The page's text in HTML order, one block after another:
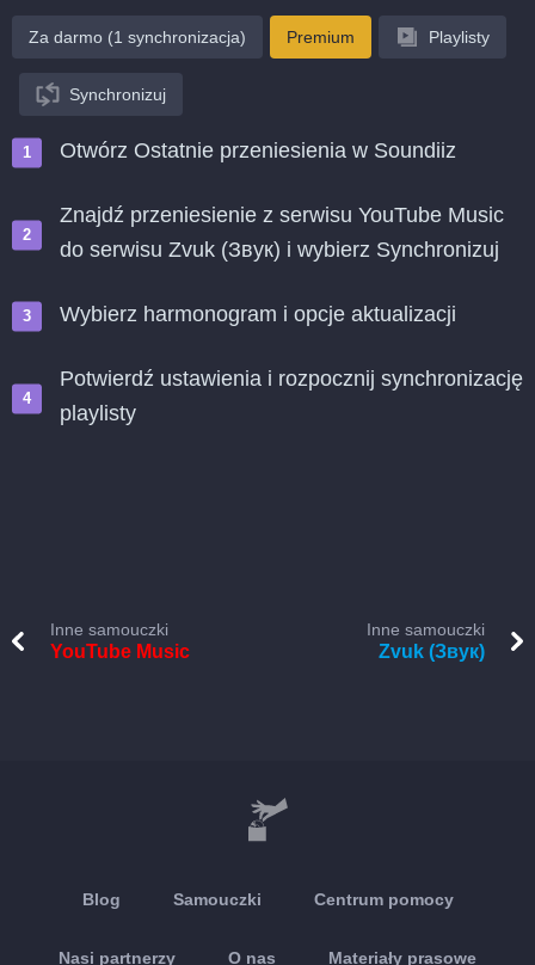
Za darmo (1 synchronizacja) Premium Playlisty
Synchronizuj
Otwórz Ostatnie przeniesienia w Soundiiz
Znajdź przeniesienie z serwisu YouTube Music
do serwisu Zvuk (Звук) i wybierz Synchronizuj
Wybierz harmonogram i opcje aktualizacji
Potwierdź ustawienia i rozpocznij synchronizację
playlisty
Inne samouczki
YouTube Music
Inne samouczki
Zvuk (Звук)
Blog Samouczki Centrum pomocy
Nasi partnerzy O nas Materiały prasowe